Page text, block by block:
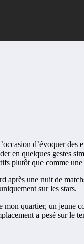
d’évoquer
en quelques gestes
plutôt que comme
après une nuit de
sur les stars.
mon quartier, un jeune
a pesé sur le